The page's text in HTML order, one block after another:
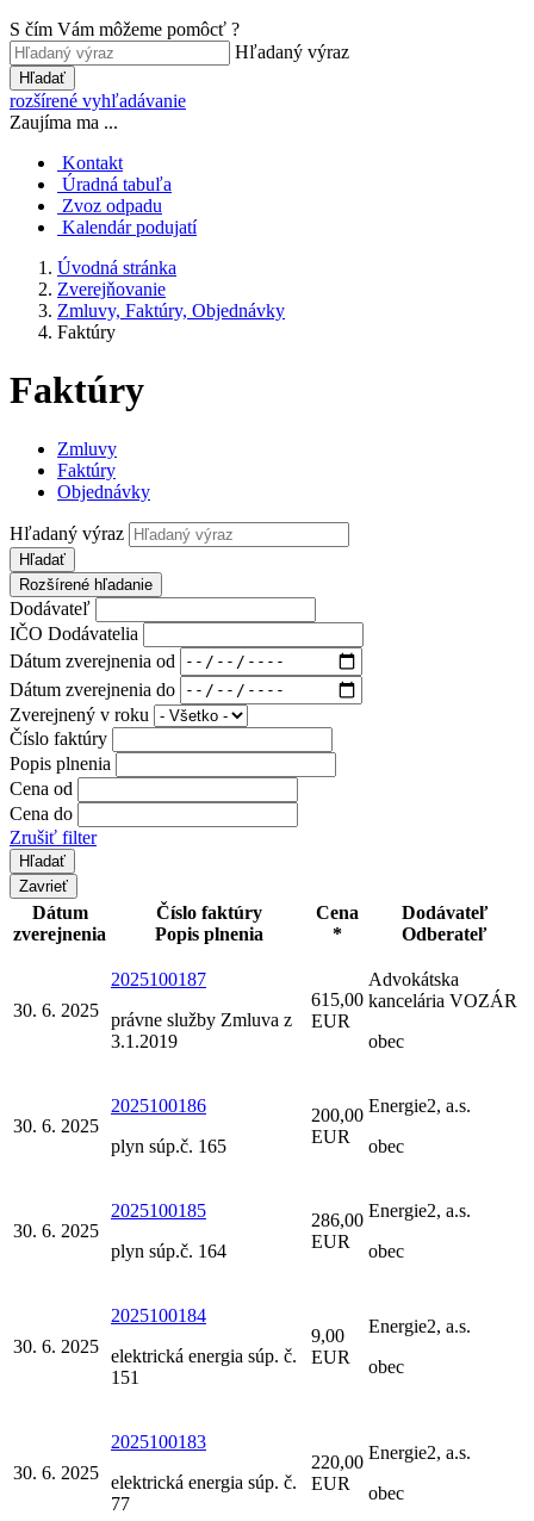
S čím Vám môžeme pomôcť ?
Hľadaný výraz
Hľadať
rozšírené vyhľadávanie
Zaujíma ma ...
Kontakt
Úradná tabuľa
Zvoz odpadu
Kalendár podujatí
Úvodná stránka
Zverejňovanie
Zmluvy, Faktúry, Objednávky
Faktúry
Faktúry
Zmluvy
Faktúry
Objednávky
Hľadaný výraz
Hľadať
Rozšírené hľadanie
Dodávateľ
IČO Dodávatelia
Dátum zverejnenia od
Dátum zverejnenia do
Zverejnený v roku
Číslo faktúry
Popis plnenia
Cena od
Cena do
Zrušiť filter
Zavrieť
Dátum
zverejnenia
Číslo faktúry
Popis plnenia
Cena
*
Dodávateľ
Odberateľ
30. 6. 2025
2025100187
právne služby Zmluva z
3.1.2019
615,00
EUR
Advokátska
kancelária VOZÁR
obec
30. 6. 2025
2025100186
plyn súp.č. 165
200,00
EUR
Energie2, a.s.
obec
30. 6. 2025
2025100185
plyn súp.č. 164
286,00
EUR
Energie2, a.s.
obec
30. 6. 2025
2025100184
elektrická energia súp. č.
151
9,00
EUR
Energie2, a.s.
obec
30. 6. 2025
2025100183
elektrická energia súp. č.
77
220,00
EUR
Energie2, a.s.
obec